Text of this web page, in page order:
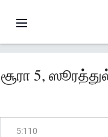
சூரா 5,
5:110